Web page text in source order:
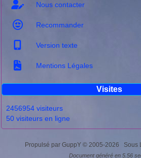
Nous contacter
Recommander
Version texte
Mentions Légales
Visites
2456954 visiteurs
50 visiteurs en ligne
Propulsé par GuppY © 2005-2026 Sous
Document généré en 5.56